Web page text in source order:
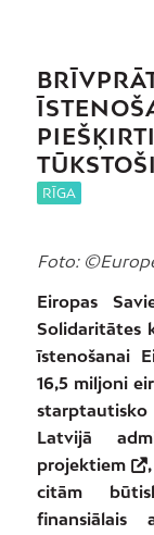
RĪGA
Foto:
Eiropas
Solidaritātes
īstenošanai
16,5 miljoni
Latvijā
projektiem
citām